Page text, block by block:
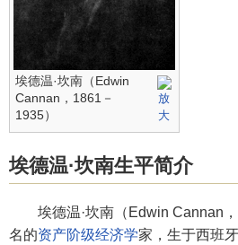
埃德温·坎南（Edwin
Cannan，1861－
1935）
埃德温·坎南生平简介
埃德温·坎南（Edwin Cannan，
名的资产阶级经济学家，生于西班